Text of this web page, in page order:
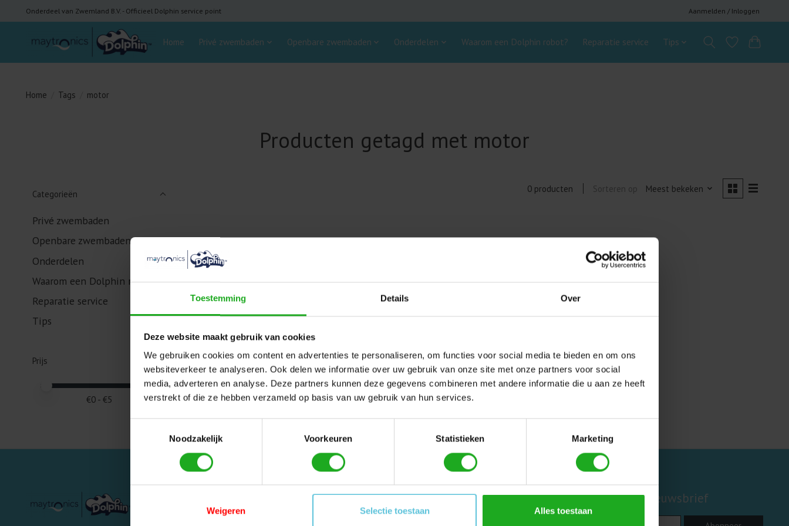
Toestemming Details Over
Deze website maakt gebruik van cookies
We gebruiken cookies om content en advertenties te personaliseren, om functies voor social media te bieden en om ons
websiteverkeer te analyseren. Ook delen we informatie over uw gebruik van onze site met onze partners voor social
media, adverteren en analyse. Deze partners kunnen deze gegevens combineren met andere informatie die u aan ze heeft
verstrekt of die ze hebben verzameld op basis van uw gebruik van hun services.
Noodzakelijk
Voorkeuren Statistieken Marketing
Weigeren Selectie toestaan Alles toestaan
Onderdeel van Zwemland B.V. - Officieel Dolphin service point Aanmelden / Inloggen
Home Privé zwembaden Openbare zwembaden Onderdelen Waarom een Dolphin robot? Reparatie service Tips
Home Tags motor
Producten getagd met motor
Categorieën
Privé zwembaden
Openbare zwembaden
Onderdelen
Waarom een Dolphin robot?
Reparatie service
Tips
Prijs
Minimale prijswaarde
Price maximum value
€0 - €5
0 producten Sorteren op Meest bekeken
Mijn account Informatie Abonneer je op onze nieuwsbrief